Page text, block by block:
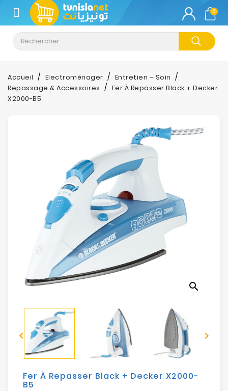
CATÉGORIE
Climatisation
Informatique
Téléphonie
Electroménager
Bureautique
Sécurité
Mobilités
Loisirs
0
Accueil Electroménager
Entretien – Soin
Repassage & Accessoires
Fer À Repasser Black + Decker
X2000-B5
search
 
Fer À Repasser Black + Decker X2000-
B5